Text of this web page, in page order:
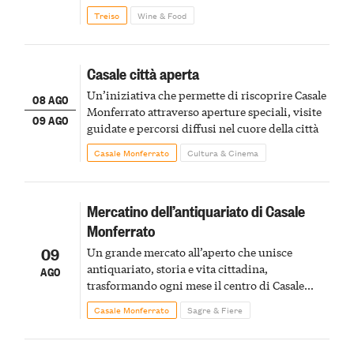
Treiso Wine & Food
08 AGO
09 AGO
Casale città aperta
Un’iniziativa che permette di riscoprire Casale
Monferrato attraverso aperture speciali, visite
guidate e percorsi diffusi nel cuore della città
Casale Monferrato Cultura & Cinema
09
AGO
Mercatino dell’antiquariato di Casale
Monferrato
Un grande mercato all’aperto che unisce
antiquariato, storia e vita cittadina,
trasformando ogni mese il centro di Casale
Monferrato in un luogo di scoperta e racconto
Casale Monferrato Sagre & Fiere